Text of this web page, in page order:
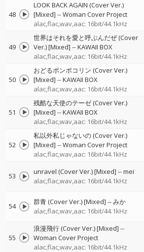
48
LOOK BACK AGAIN (Cover Ver.)
[Mixed] --Woman Cover Project
alac,flac,wav,aac: 16bit/44.1kHz
49
世界はそれを愛と呼ぶんだぜ (Cover
Ver.) [Mixed] --KAWAII BOX
alac,flac,wav,aac: 16bit/44.1kHz
50
おどるポンポコリン (Cover Ver.)
[Mixed] --KAWAII BOX
alac,flac,wav,aac: 16bit/44.1kHz
51
残酷な天使のテーゼ (Cover Ver.)
[Mixed] --KAWAII BOX
alac,flac,wav,aac: 16bit/44.1kHz
52
私以外私じゃないの (Cover Ver.)
[Mixed] --Woman Cover Project
alac,flac,wav,aac: 16bit/44.1kHz
53 unravel (Cover Ver.) [Mixed] --mei
alac,flac,wav,aac: 16bit/44.1kHz
54 群青 (Cover Ver.) [Mixed] --みか
alac,flac,wav,aac: 16bit/44.1kHz
55
浪漫飛行 (Cover Ver.) [Mixed] --
Woman Cover Project
alac,flac,wav,aac: 16bit/44.1kHz